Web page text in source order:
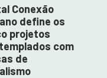
Conexão
define os
projetos
com
de